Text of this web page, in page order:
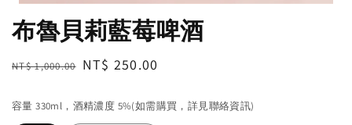
布魯貝莉藍莓啤酒
Regular
NT$ 1,000.00 Sale
NT$ 250.00
容量 330ml，酒精濃度 5%(如需購買，詳見聯絡資訊)